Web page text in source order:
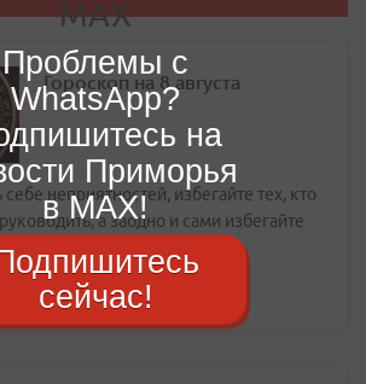
Гороскоп на 8 августа
неприятностей, избегайте тех, кто
а заодно и сами избегайте
в своем голосе
Проблемы с
WhatsApp?
на
Приморья
в MAX!
сейчас!